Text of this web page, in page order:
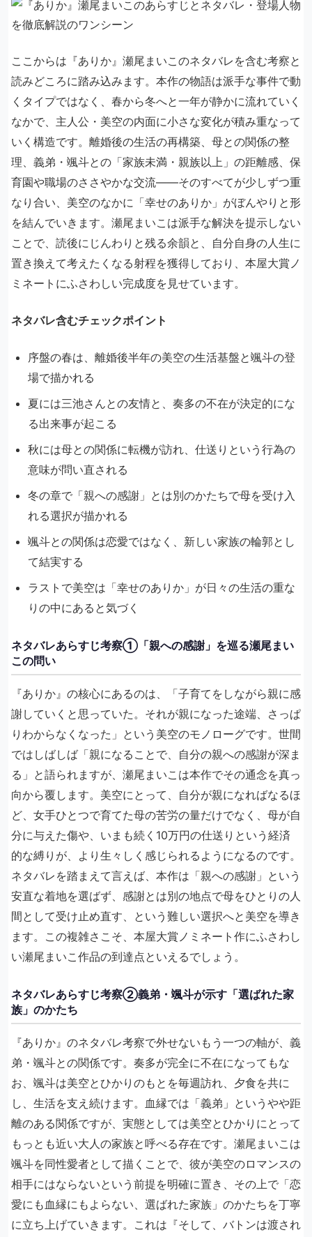
ここからは『ありか』瀬尾まいこのネタバレを含む考察と
読みどころに踏み込みます。本作の物語は派手な事件で動
くタイプではなく、春から冬へと一年が静かに流れていく
なかで、主人公・美空の内面に小さな変化が積み重なって
いく構造です。離婚後の生活の再構築、母との関係の整
理、義弟・颯斗との「家族未満・親族以上」の距離感、保
育園や職場のささやかな交流――そのすべてが少しずつ重
なり合い、美空のなかに「幸せのありか」がぼんやりと形
を結んでいきます。瀬尾まいこは派手な解決を提示しない
ことで、読後にじんわりと残る余韻と、自分自身の人生に
置き換えて考えたくなる射程を獲得しており、本屋大賞ノ
ミネートにふさわしい完成度を見せています。
ネタバレ含むチェックポイント
序盤の春は、離婚後半年の美空の生活基盤と颯斗の登
場で描かれる
夏には三池さんとの友情と、奏多の不在が決定的にな
る出来事が起こる
秋には母との関係に転機が訪れ、仕送りという行為の
意味が問い直される
冬の章で「親への感謝」とは別のかたちで母を受け入
れる選択が描かれる
颯斗との関係は恋愛ではなく、新しい家族の輪郭とし
て結実する
ラストで美空は「幸せのありか」が日々の生活の重な
りの中にあると気づく
ネタバレあらすじ考察①「親への感謝」を巡る瀬尾まい
この問い
『ありか』の核心にあるのは、「子育てをしながら親に感
謝していくと思っていた。それが親になった途端、さっぱ
りわからなくなった」という美空のモノローグです。世間
ではしばしば「親になることで、自分の親への感謝が深ま
る」と語られますが、瀬尾まいこは本作でその通念を真っ
向から覆します。美空にとって、自分が親になればなるほ
ど、女手ひとつで育てた母の苦労の量だけでなく、母が自
分に与えた傷や、いまも続く10万円の仕送りという経済
的な縛りが、より生々しく感じられるようになるのです。
ネタバレを踏まえて言えば、本作は「親への感謝」という
安直な着地を選ばず、感謝とは別の地点で母をひとりの人
間として受け止め直す、という難しい選択へと美空を導き
ます。この複雑さこそ、本屋大賞ノミネート作にふさわし
い瀬尾まいこ作品の到達点といえるでしょう。
ネタバレあらすじ考察②義弟・颯斗が示す「選ばれた家
族」のかたち
『ありか』のネタバレ考察で外せないもう一つの軸が、義
弟・颯斗との関係です。奏多が完全に不在になってもな
お、颯斗は美空とひかりのもとを毎週訪れ、夕食を共に
し、生活を支え続けます。血縁では「義弟」というやや距
離のある関係ですが、実態としては美空とひかりにとって
もっとも近い大人の家族と呼べる存在です。瀬尾まいこは
颯斗を同性愛者として描くことで、彼が美空のロマンスの
相手にはならないという前提を明確に置き、その上で「恋
愛にも血縁にもよらない、選ばれた家族」のかたちを丁寧
に立ち上げていきます。これは『そして、バトンは渡され